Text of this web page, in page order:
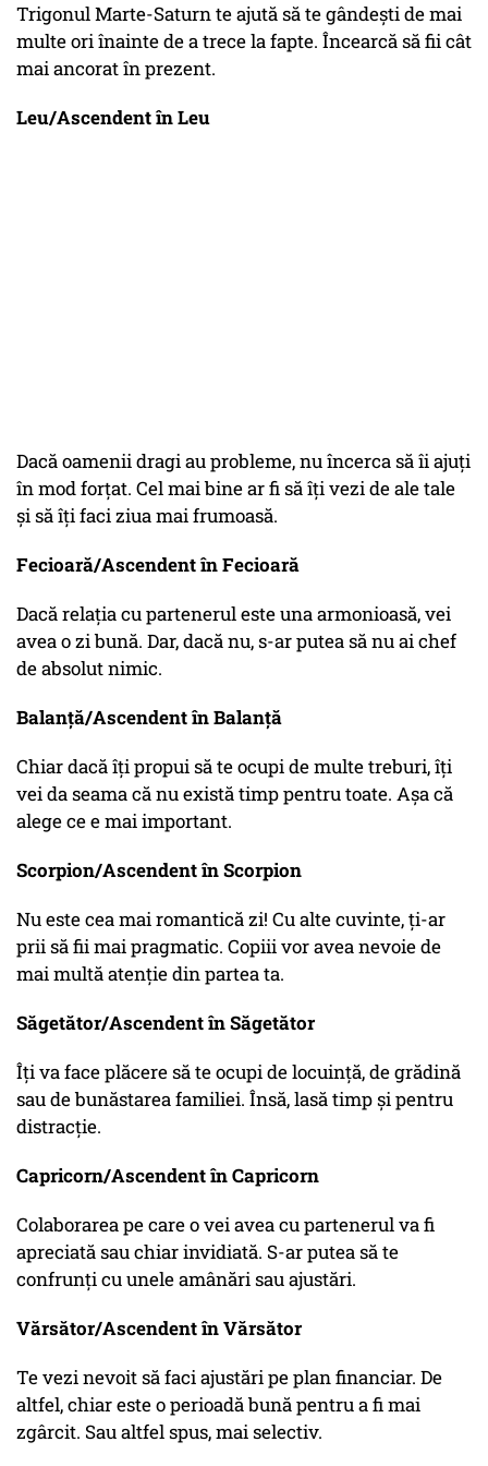
Trigonul Marte-Saturn te ajută să te gândești de mai
multe ori înainte de a trece la fapte. Încearcă să fii cât
mai ancorat în prezent.
Leu/Ascendent în Leu
Dacă oamenii dragi au probleme, nu încerca să îi ajuți
în mod forțat. Cel mai bine ar fi să îți vezi de ale tale
și să îți faci ziua mai frumoasă.
Fecioară/Ascendent în Fecioară
Dacă relația cu partenerul este una armonioasă, vei
avea o zi bună. Dar, dacă nu, s-ar putea să nu ai chef
de absolut nimic.
Balanță/Ascendent în Balanță
Chiar dacă îți propui să te ocupi de multe treburi, îți
vei da seama că nu există timp pentru toate. Așa că
alege ce e mai important.
Scorpion/Ascendent în Scorpion
Nu este cea mai romantică zi! Cu alte cuvinte, ți-ar
prii să fii mai pragmatic. Copiii vor avea nevoie de
mai multă atenție din partea ta.
Săgetător/Ascendent în Săgetător
Îți va face plăcere să te ocupi de locuință, de grădină
sau de bunăstarea familiei. Însă, lasă timp și pentru
distracție.
Capricorn/Ascendent în Capricorn
Colaborarea pe care o vei avea cu partenerul va fi
apreciată sau chiar invidiată. S-ar putea să te
confrunți cu unele amânări sau ajustări.
Vărsător/Ascendent în Vărsător
Te vezi nevoit să faci ajustări pe plan financiar. De
altfel, chiar este o perioadă bună pentru a fi mai
zgârcit. Sau altfel spus, mai selectiv.